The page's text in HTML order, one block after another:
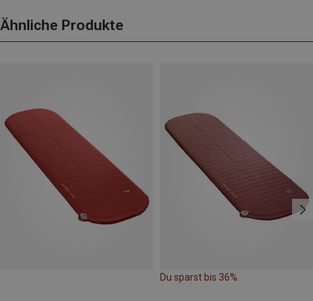
Ähnliche Produkte
Du sparst bis 36%